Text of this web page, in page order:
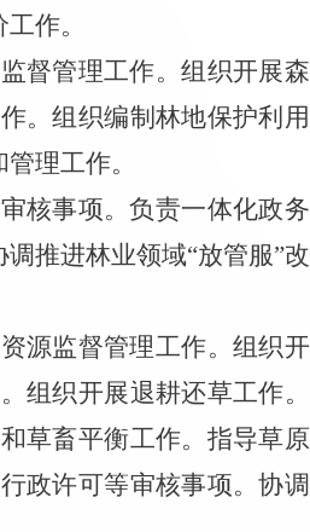
作。
督管理工作。组织开展
。组织编制林地保护利
理工作。
核事项。负责一体化政
推进林业领域“放管服”
源监督管理工作。组织
组织开展退耕还草工作
草畜平衡工作。指导草
政许可等审核事项。协